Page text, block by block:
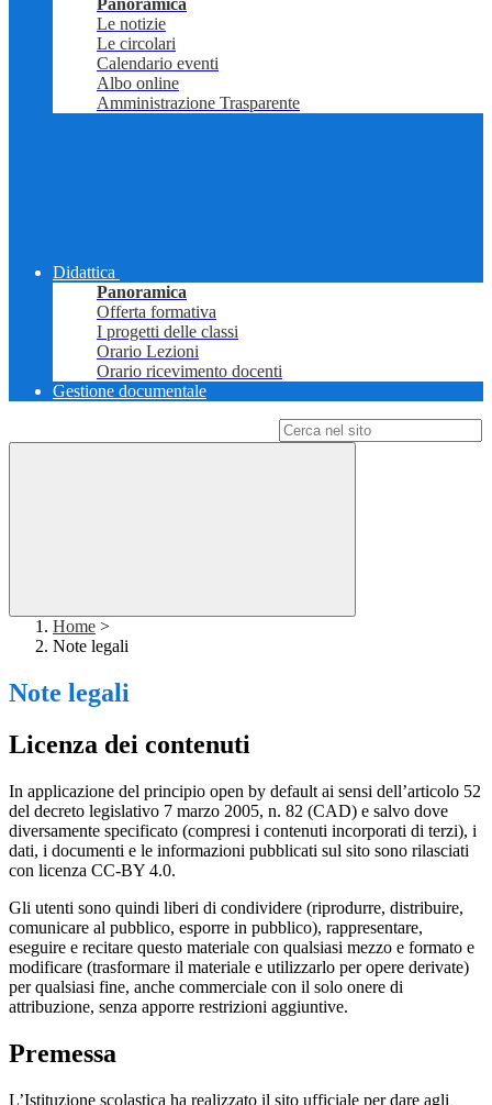
Panoramica
Le notizie
Le circolari
Calendario eventi
Albo online
Amministrazione Trasparente
Didattica
Panoramica
Offerta formativa
I progetti delle classi
Orario Lezioni
Orario ricevimento docenti
Gestione documentale
Home >
Note legali
Note legali
Licenza dei contenuti
In applicazione del principio open by default ai sensi dell’articolo 52
del decreto legislativo 7 marzo 2005, n. 82 (CAD) e salvo dove
diversamente specificato (compresi i contenuti incorporati di terzi), i
dati, i documenti e le informazioni pubblicati sul sito sono rilasciati
con licenza CC-BY 4.0.
Gli utenti sono quindi liberi di condividere (riprodurre, distribuire,
comunicare al pubblico, esporre in pubblico), rappresentare,
eseguire e recitare questo materiale con qualsiasi mezzo e formato e
modificare (trasformare il materiale e utilizzarlo per opere derivate)
per qualsiasi fine, anche commerciale con il solo onere di
attribuzione, senza apporre restrizioni aggiuntive.
Premessa
L’Istituzione scolastica ha realizzato il sito ufficiale per dare agli